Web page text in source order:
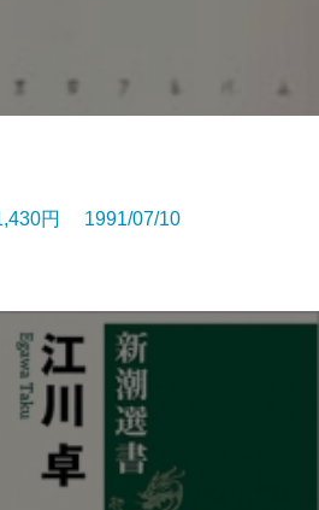
円 1991/07/10